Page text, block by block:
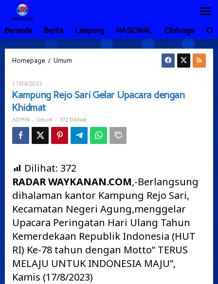
Lewati
konten
Beranda
Berita Lampung NASIONAL Olahraga
Homepage / Umum
Upacara
17/08/2023
ADMIN
Kampung Rejo Sari Gelar Upacara dengan
Khidmat
ADMIN - Umum - 372 Dilihat
Dilihat: 372
RADAR WAYKANAN.COM,-Berlangsung
dihalaman kantor Kampung Rejo Sari,
Kecamatan Negeri Agung,menggelar
Upacara Peringatan Hari Ulang Tahun
Kemerdekaan Republik Indonesia (HUT
RI) Ke-78 tahun dengan Motto” TERUS
MELAJU UNTUK INDONESIA MAJU”,
Kamis (17/8/2023)